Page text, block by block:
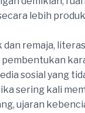
lebih
dan remaja,
pembentukan
sosial yang
sering kali
ujaran